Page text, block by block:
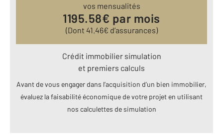
vos mensualités
1195.58€ par mois
(Dont 41.46€ d’assurances)
Crédit immobilier simulation
et premiers calculs
Avant de vous engager dans l’acquisition d’un bien immobilier,
évaluez la faisabilité économique de votre projet en utilisant
nos calculettes de simulation